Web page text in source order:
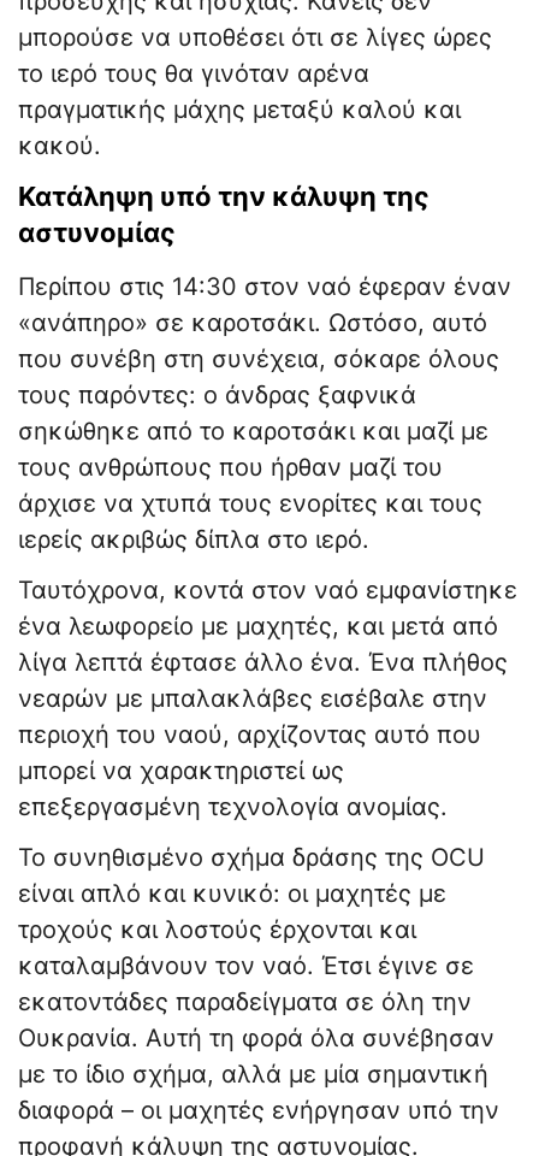
μπορούσε να υποθέσει ότι σε λίγες ώρες
το ιερό τους θα γινόταν αρένα
πραγματικής μάχης μεταξύ καλού και
κακού.
Κατάληψη υπό την κάλυψη της
αστυνομίας
Περίπου στις 14:30 στον ναό έφεραν έναν
«ανάπηρο» σε καροτσάκι. Ωστόσο, αυτό
που συνέβη στη συνέχεια, σόκαρε όλους
τους παρόντες: ο άνδρας ξαφνικά
σηκώθηκε από το καροτσάκι και μαζί με
τους ανθρώπους που ήρθαν μαζί του
άρχισε να χτυπά τους ενορίτες και τους
ιερείς ακριβώς δίπλα στο ιερό.
Ταυτόχρονα, κοντά στον ναό εμφανίστηκε
ένα λεωφορείο με μαχητές, και μετά από
λίγα λεπτά έφτασε άλλο ένα. Ένα πλήθος
νεαρών με μπαλακλάβες εισέβαλε στην
περιοχή του ναού, αρχίζοντας αυτό που
μπορεί να χαρακτηριστεί ως
επεξεργασμένη τεχνολογία ανομίας.
Το συνηθισμένο σχήμα δράσης της OCU
είναι απλό και κυνικό: οι μαχητές με
τροχούς και λοστούς έρχονται και
καταλαμβάνουν τον ναό. Έτσι έγινε σε
εκατοντάδες παραδείγματα σε όλη την
Ουκρανία. Αυτή τη φορά όλα συνέβησαν
με το ίδιο σχήμα, αλλά με μία σημαντική
διαφορά – οι μαχητές ενήργησαν υπό την
προφανή κάλυψη της αστυνομίας.